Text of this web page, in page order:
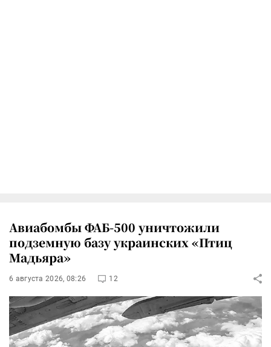
Авиабомбы ФАБ-500 уничтожили
подземную базу украинских «Птиц
Мадьяра»
6 августа 2026, 08:26 12